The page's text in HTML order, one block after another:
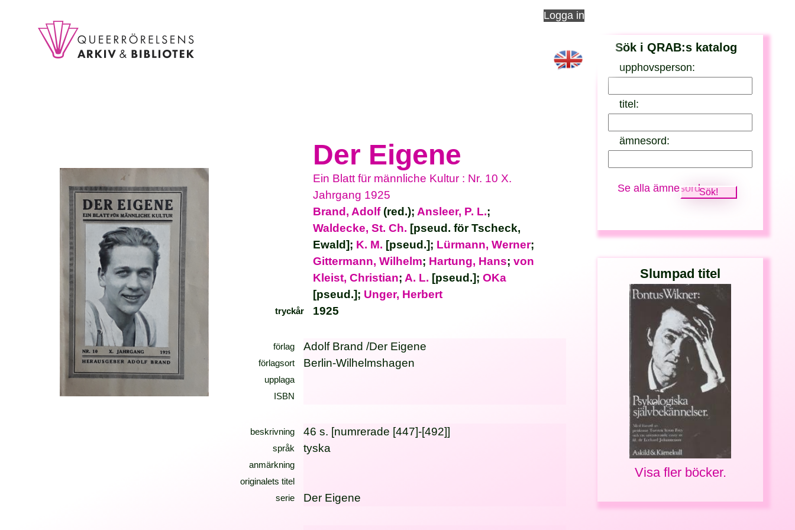
Logga in
Sök i QRAB:s katalog
upphovsperson:
titel:
ämnesord:
Se alla ämnesord
Slumpad titel
Visa fler böcker.
Der Eigene
Ein Blatt für männliche Kultur : Nr. 10 X.
Jahrgang 1925
Brand, Adolf(red.); Ansleer, P. L.;
Waldecke, St. Ch. [pseud. för Tscheck,
Ewald]; K. M. [pseud.]; Lürmann, Werner;
Gittermann, Wilhelm; Hartung, Hans;von
Kleist, Christian; A. L. [pseud.];OKa
[pseud.]; Unger, Herbert
tryckår 1925
förlag Adolf Brand /Der Eigene
förlagsort Berlin-Wilhelmshagen
upplaga
ISBN
beskrivning 46 s. [numrerade [447]-[492]]
språk tyska
anmärkning
originalets titel
serie
Der Eigene